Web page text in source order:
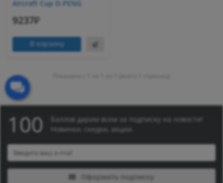
Aircraft Cup D-PENG
9237₽
В корзину
100
Баллов дарим всем за подписку на новости!
Новинки, скидки, акции.
Оформить подписку